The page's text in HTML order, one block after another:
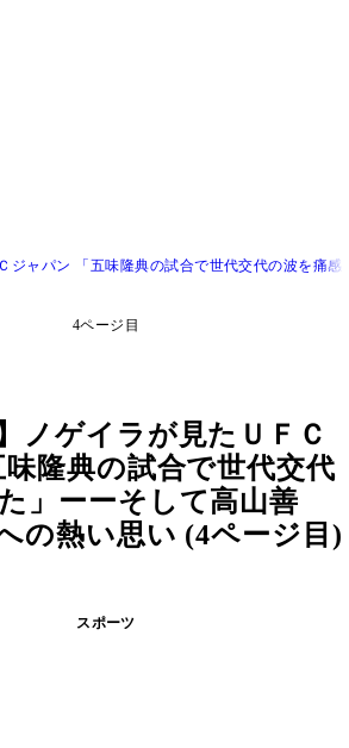
ジャパン 「五味隆典の試合で世代交代の波を痛
4ページ目
ノゲイラが見たＵＦＣ
隆典の試合で世代交代
」ーーそして高山善
の熱い思い (4ページ目)
スポーツ